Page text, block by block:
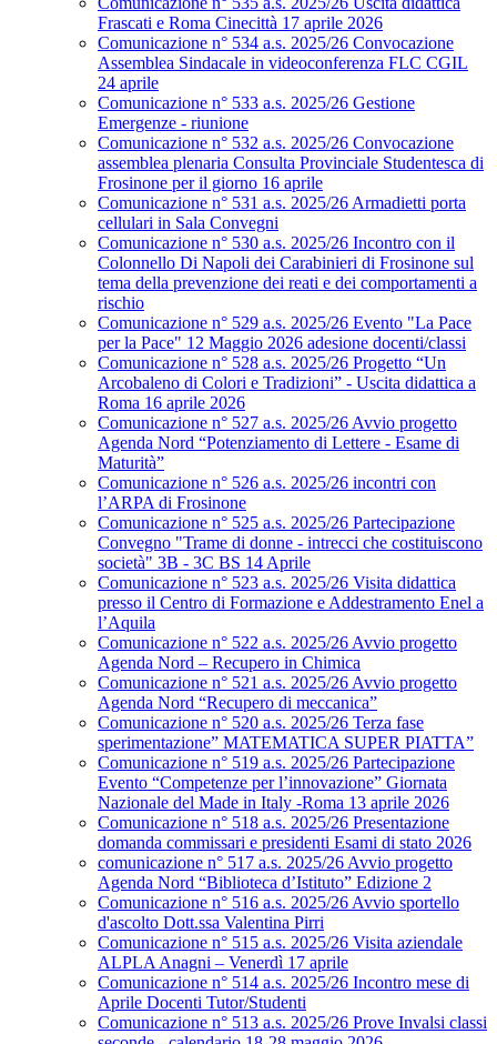
Frascati e Roma Cinecittà 17 aprile 2026
Comunicazione n° 534 a.s. 2025/26 Convocazione
Assemblea Sindacale in videoconferenza FLC CGIL
24 aprile
Comunicazione n° 533 a.s. 2025/26 Gestione
Emergenze - riunione
Comunicazione n° 532 a.s. 2025/26 Convocazione
assemblea plenaria Consulta Provinciale Studentesca di
Frosinone per il giorno 16 aprile
Comunicazione n° 531 a.s. 2025/26 Armadietti porta
cellulari in Sala Convegni
Comunicazione n° 530 a.s. 2025/26 Incontro con il
Colonnello Di Napoli dei Carabinieri di Frosinone sul
tema della prevenzione dei reati e dei comportamenti a
rischio
Comunicazione n° 529 a.s. 2025/26 Evento "La Pace
per la Pace" 12 Maggio 2026 adesione docenti/classi
Comunicazione n° 528 a.s. 2025/26 Progetto “Un
Arcobaleno di Colori e Tradizioni” - Uscita didattica a
Roma 16 aprile 2026
Comunicazione n° 527 a.s. 2025/26 Avvio progetto
Agenda Nord “Potenziamento di Lettere - Esame di
Maturità”
Comunicazione n° 526 a.s. 2025/26 incontri con
l’ARPA di Frosinone
Comunicazione n° 525 a.s. 2025/26 Partecipazione
Convegno "Trame di donne - intrecci che costituiscono
società" 3B - 3C BS 14 Aprile
Comunicazione n° 523 a.s. 2025/26 Visita didattica
presso il Centro di Formazione e Addestramento Enel a
l’Aquila
Comunicazione n° 522 a.s. 2025/26 Avvio progetto
Agenda Nord – Recupero in Chimica
Comunicazione n° 521 a.s. 2025/26 Avvio progetto
Agenda Nord “Recupero di meccanica”
Comunicazione n° 520 a.s. 2025/26 Terza fase
sperimentazione” MATEMATICA SUPER PIATTA”
Comunicazione n° 519 a.s. 2025/26 Partecipazione
Evento “Competenze per l’innovazione” Giornata
Nazionale del Made in Italy -Roma 13 aprile 2026
Comunicazione n° 518 a.s. 2025/26 Presentazione
domanda commissari e presidenti Esami di stato 2026
comunicazione n° 517 a.s. 2025/26 Avvio progetto
Agenda Nord “Biblioteca d’Istituto” Edizione 2
Comunicazione n° 516 a.s. 2025/26 Avvio sportello
d'ascolto Dott.ssa Valentina Pirri
Comunicazione n° 515 a.s. 2025/26 Visita aziendale
ALPLA Anagni – Venerdì 17 aprile
Comunicazione n° 514 a.s. 2025/26 Incontro mese di
Aprile Docenti Tutor/Studenti
Comunicazione n° 513 a.s. 2025/26 Prove Invalsi classi